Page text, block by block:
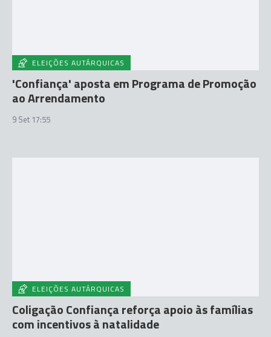
ELEIÇÕES AUTÁRQUICAS
'Confiança' aposta em Programa de Promoção
ao Arrendamento
9 Set 17:55
ELEIÇÕES AUTÁRQUICAS
Coligação Confiança reforça apoio às famílias
com incentivos à natalidade